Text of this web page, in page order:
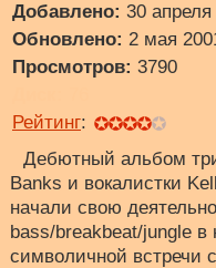
Добавлено: 30 апреля
Обновлено: 2 мая
Просмотров: 3790
Рейтинг:
Дебютный альбом
Banks и вокалистки
начали свою
bass/breakbeat/jungle в
символичной встречи